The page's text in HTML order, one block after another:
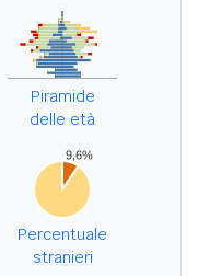
Piramide
delle età
Percentuale
stranieri